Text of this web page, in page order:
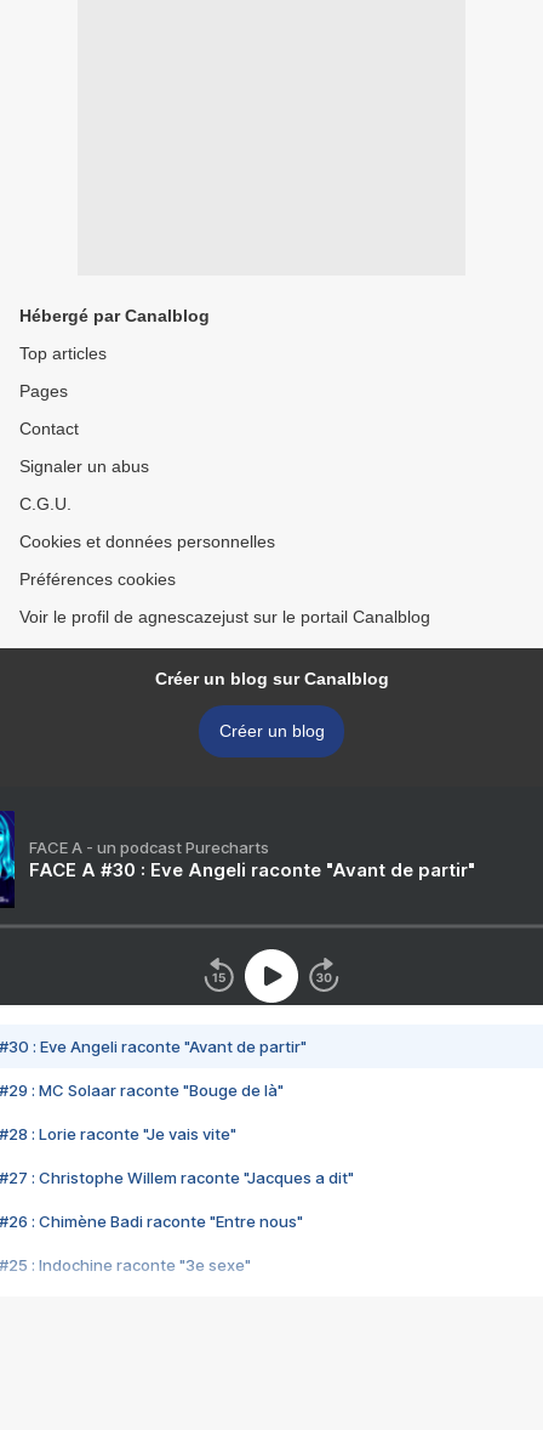
Hébergé par Canalblog
Top articles
Pages
Contact
Signaler un abus
C.G.U.
Cookies et données personnelles
Préférences cookies
Voir le profil de agnescazejust sur le portail Canalblog
Créer un blog sur Canalblog
Créer un blog
FACE A - un podcast Purecharts
FACE A #30 : Eve Angeli raconte "Avant de partir"
#30 : Eve Angeli raconte "Avant de partir"
#29 : MC Solaar raconte "Bouge de là"
#28 : Lorie raconte "Je vais vite"
#27 : Christophe Willem raconte "Jacques a dit"
#26 : Chimène Badi raconte "Entre nous"
#25 : Indochine raconte "3e sexe"